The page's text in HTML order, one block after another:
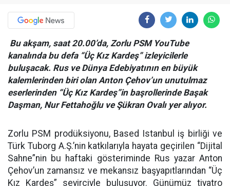
Bu akşam, saat 20.00’da, Zorlu PSM YouTube
kanalında bu defa “Üç Kız Kardeş” izleyicilerle
buluşacak. Rus ve Dünya Edebiyatının en büyük
kalemlerinden biri olan Anton Çehov’un unutulmaz
eserlerinden “Üç Kız Kardeş”in başrollerinde Başak
Daşman, Nur Fettahoğlu ve Şükran Ovalı yer alıyor.
Zorlu PSM prodüksiyonu, Based Istanbul iş birliği ve
Türk Tuborg A.Ş.’nin katkılarıyla hayata geçirilen “Dijital
Sahne”nin bu haftaki gösteriminde Rus yazar Anton
Çehov’un zamansız ve mekansız başyapıtlarından “Üç
Kız Kardeş” seyirciyle buluşuyor. Günümüz tiyatro